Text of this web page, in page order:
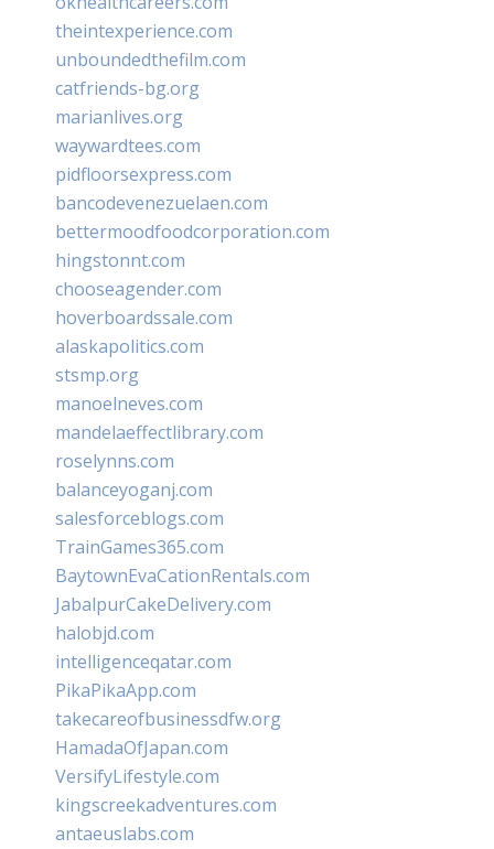
theintexperience.com
unboundedthefilm.com
catfriends-bg.org
marianlives.org
waywardtees.com
pidfloorsexpress.com
bancodevenezuelaen.com
bettermoodfoodcorporation.com
hingstonnt.com
chooseagender.com
hoverboardssale.com
alaskapolitics.com
stsmp.org
manoelneves.com
mandelaeffectlibrary.com
roselynns.com
balanceyoganj.com
salesforceblogs.com
TrainGames365.com
BaytownEvaCationRentals.com
JabalpurCakeDelivery.com
halobjd.com
intelligenceqatar.com
PikaPikaApp.com
takecareofbusinessdfw.org
HamadaOfJapan.com
VersifyLifestyle.com
kingscreekadventures.com
antaeuslabs.com